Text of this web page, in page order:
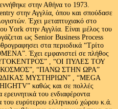
στην Αθήνα το 1973.
στην Αγγλία, όπου και σπούδασε
Έχει μεταπτυχιακό στο
Υork στην Αγγλία. Είναι μέλος του
ως Senior Business Process
στα περιοδικά “Τρίτο
Έχει εμφανιστεί σε πλήθος
, “ΟΙ ΠΥΛΕΣ ΤΟΥ
“ΠΑΝΩ ΣΤΗΝ ΩΡΑ”
ΜΥΣΤΗΡΙΩΝ” , “MEGA
καθώς και σε πολλές
του ενδιαφέροντα
του ευρύτερου ελληνικού χώρου κ.ά.